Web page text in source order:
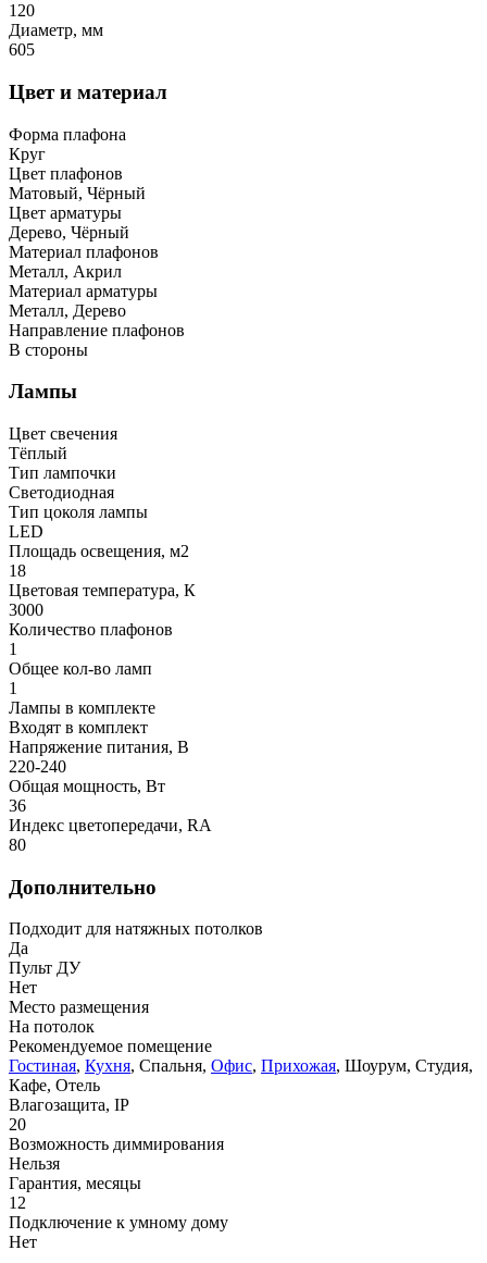
120
Диаметр, мм
605
Цвет и материал
Форма плафона
Круг
Цвет плафонов
Матовый, Чёрный
Цвет арматуры
Дерево, Чёрный
Материал плафонов
Металл, Акрил
Материал арматуры
Металл, Дерево
Направление плафонов
В стороны
Лампы
Цвет свечения
Тёплый
Тип лампочки
Светодиодная
Тип цоколя лампы
LED
Площадь освещения, м2
18
Цветовая температура, К
3000
Количество плафонов
1
Общее кол-во ламп
1
Лампы в комплекте
Входят в комплект
Напряжение питания, В
220-240
Общая мощность, Вт
36
Индекс цветопередачи, RA
80
Дополнительно
Подходит для натяжных потолков
Да
Пульт ДУ
Нет
Место размещения
На потолок
Рекомендуемое помещение
Гостиная, Кухня, Спальня, Офис, Прихожая, Шоурум, Студия,
Кафе, Отель
Влагозащита, IP
20
Возможность диммирования
Нельзя
Гарантия, месяцы
12
Подключение к умному дому
Нет